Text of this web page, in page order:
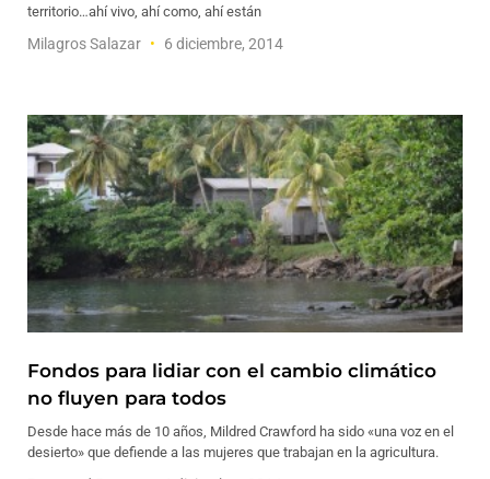
territorio…ahí vivo, ahí como, ahí están
Milagros Salazar 6 diciembre, 2014
Fondos para lidiar con el cambio climático
no fluyen para todos
Desde hace más de 10 años, Mildred Crawford ha sido «una voz en el
desierto» que defiende a las mujeres que trabajan en la agricultura.